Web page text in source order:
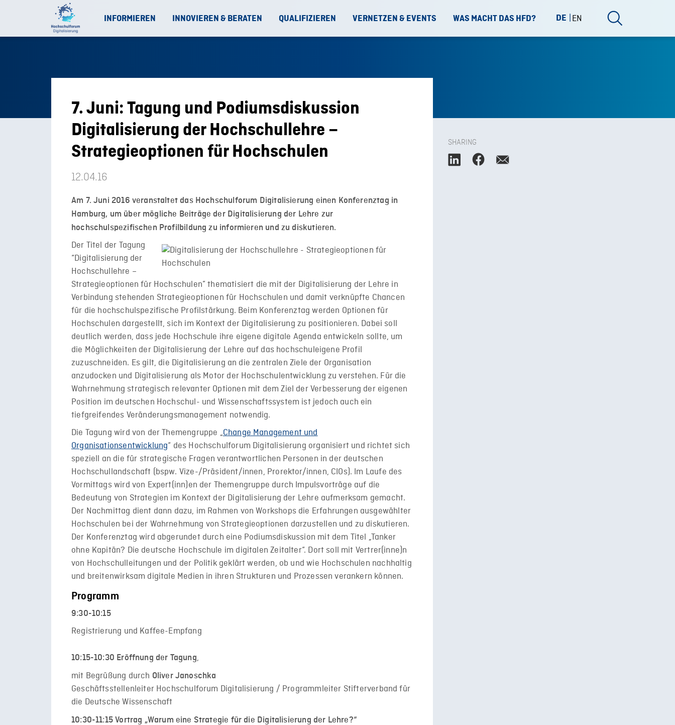
INFORMIEREN INNOVIEREN & BERATEN QUALIFIZIEREN VERNETZEN & EVENTS WAS MACHT DAS HFD? DE EN
7. Juni: Tagung und Podiumsdiskussion
Digitalisierung der Hochschullehre –
Strategieoptionen für Hochschulen
12.04.16
Am 7. Juni 2016 veranstaltet das Hochschulforum Digitalisierung einen Konferenztag in
Hamburg, um über mögliche Beiträge der Digitalisierung der Lehre zur
hochschulspezifischen Profilbildung zu informieren und zu diskutieren.
Der Titel der Tagung
“Digitalisierung der
Hochschullehre –
Strategieoptionen für Hochschulen” thematisiert die mit der Digitalisierung der Lehre in
Verbindung stehenden Strategieoptionen für Hochschulen und damit verknüpfte Chancen
für die hochschulspezifische Profilstärkung. Beim Konferenztag werden Optionen für
Hochschulen dargestellt, sich im Kontext der Digitalisierung zu positionieren. Dabei soll
deutlich werden, dass jede Hochschule ihre eigene digitale Agenda entwickeln sollte, um
die Möglichkeiten der Digitalisierung der Lehre auf das hochschuleigene Profil
zuzuschneiden. Es gilt, die Digitalisierung an die zentralen Ziele der Organisation
anzudocken und Digitalisierung als Motor der Hochschulentwicklung zu verstehen. Für die
Wahrnehmung strategisch relevanter Optionen mit dem Ziel der Verbesserung der eigenen
Position im deutschen Hochschul- und Wissenschaftssystem ist jedoch auch ein
tiefgreifendes Veränderungsmanagement notwendig.
Die Tagung wird von der Themengruppe „Change Management und
Organisationsentwicklung“ des Hochschulforum Digitalisierung organisiert und richtet sich
speziell an die für strategische Fragen verantwortlichen Personen in der deutschen
Hochschullandschaft (bspw. Vize-/Präsident/innen, Prorektor/innen, CIOs). Im Laufe des
Vormittags wird von Expert(inn)en der Themengruppe durch Impulsvorträge auf die
Bedeutung von Strategien im Kontext der Digitalisierung der Lehre aufmerksam gemacht.
Der Nachmittag dient dann dazu, im Rahmen von Workshops die Erfahrungen ausgewählter
Hochschulen bei der Wahrnehmung von Strategieoptionen darzustellen und zu diskutieren.
Der Konferenztag wird abgerundet durch eine Podiumsdiskussion mit dem Titel „Tanker
ohne Kapitän? Die deutsche Hochschule im digitalen Zeitalter“. Dort soll mit Vertrer(inne)n
von Hochschulleitungen und der Politik geklärt werden, ob und wie Hochschulen nachhaltig
und breitenwirksam digitale Medien in ihren Strukturen und Prozessen verankern können.
Programm
9:30-10:15
Registrierung und Kaffee-Empfang
10:15-10:30 Eröffnung der Tagung,
mit Begrüßung durch Oliver Janoschka
Geschäftsstellenleiter Hochschulforum Digitalisierung / Programmleiter Stifterverband für
die Deutsche Wissenschaft
10:30-11:15Vortrag „Warum eine Strategie für die Digitalisierung der Lehre?“
SHARING